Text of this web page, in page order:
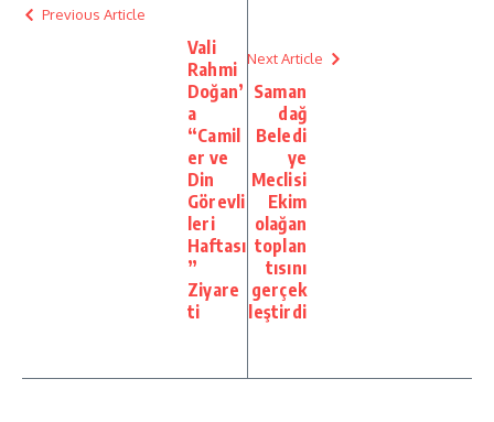
Previous Article
Vali
Rahmi
Doğan’
a
“Camil
er ve
Din
Görevli
leri
Haftası
”
Ziyare
ti
Next Article
Saman
dağ
Beledi
ye
Meclisi
Ekim
olağan
toplan
tısını
gerçek
leştirdi